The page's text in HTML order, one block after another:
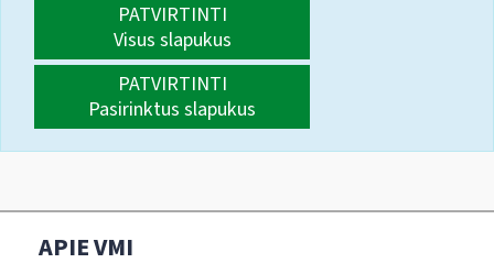
PATVIRTINTI
Visus slapukus
PATVIRTINTI
Pasirinktus slapukus
APIE VMI